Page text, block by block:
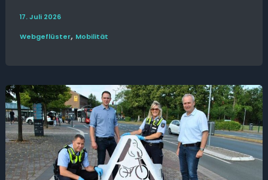
17. Juli 2026
Web­­geflüster, Mobilität